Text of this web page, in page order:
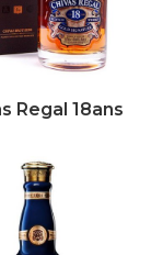
Regal 18ans